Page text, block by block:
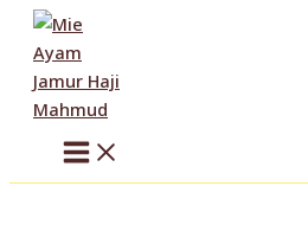
Skip
content